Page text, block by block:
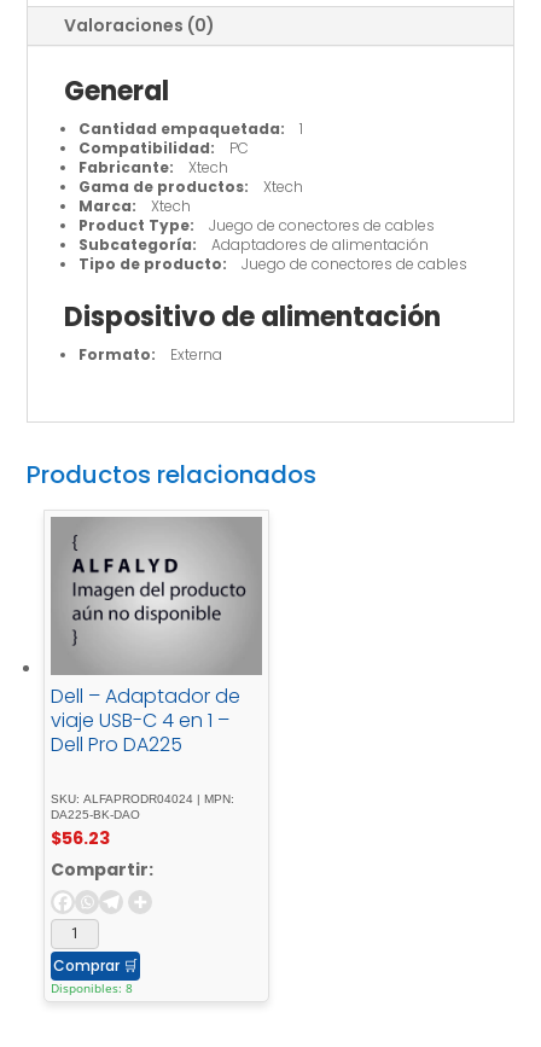
Valoraciones (0)
General
Cantidad empaquetada: 1
Compatibilidad: PC
Fabricante: Xtech
Gama de productos: Xtech
Marca: Xtech
Product Type: Juego de conectores de cables
Subcategoría: Adaptadores de alimentación
Tipo de producto: Juego de conectores de cables
Dispositivo de alimentación
Formato: Externa
Productos relacionados
Dell – Adaptador de
viaje USB-C 4 en 1 –
Dell Pro DA225
SKU: ALFAPRODR04024 | MPN:
DA225-BK-DAO
$56.23
Compartir:
Comprar 🛒
Disponibles: 8